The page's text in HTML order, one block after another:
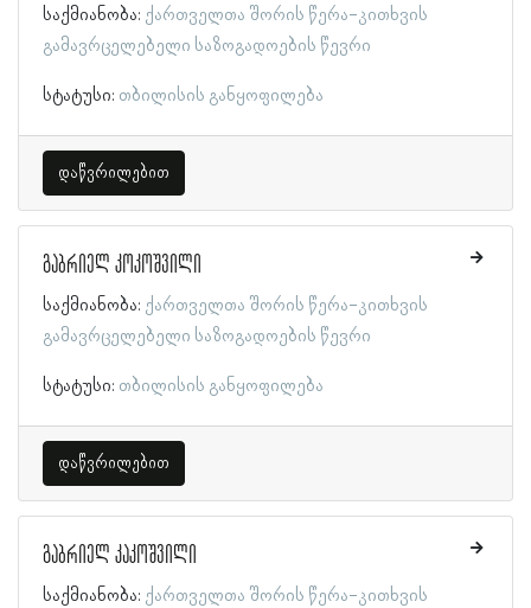
საქმიანობა: ქართველთა შორის წერა-კითხვის
გამავრცელებელი საზოგადოების წევრი
სტატუსი: თბილისის განყოფილება
დაწვრილებით
გაბრიელ კოკოშვილი
საქმიანობა: ქართველთა შორის წერა-კითხვის
გამავრცელებელი საზოგადოების წევრი
სტატუსი: თბილისის განყოფილება
დაწვრილებით
გაბრიელ კაკოშვილი
საქმიანობა: ქართველთა შორის წერა-კითხვის